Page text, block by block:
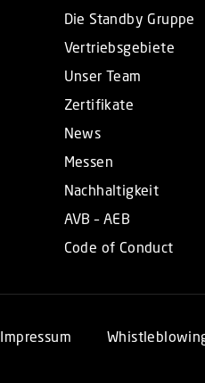
Die Standby Gruppe
Vertriebsgebiete
Unser Team
Zertifikate
News
Messen
Nachhaltigkeit
AVB – AEB
Code of Conduct
Impressum